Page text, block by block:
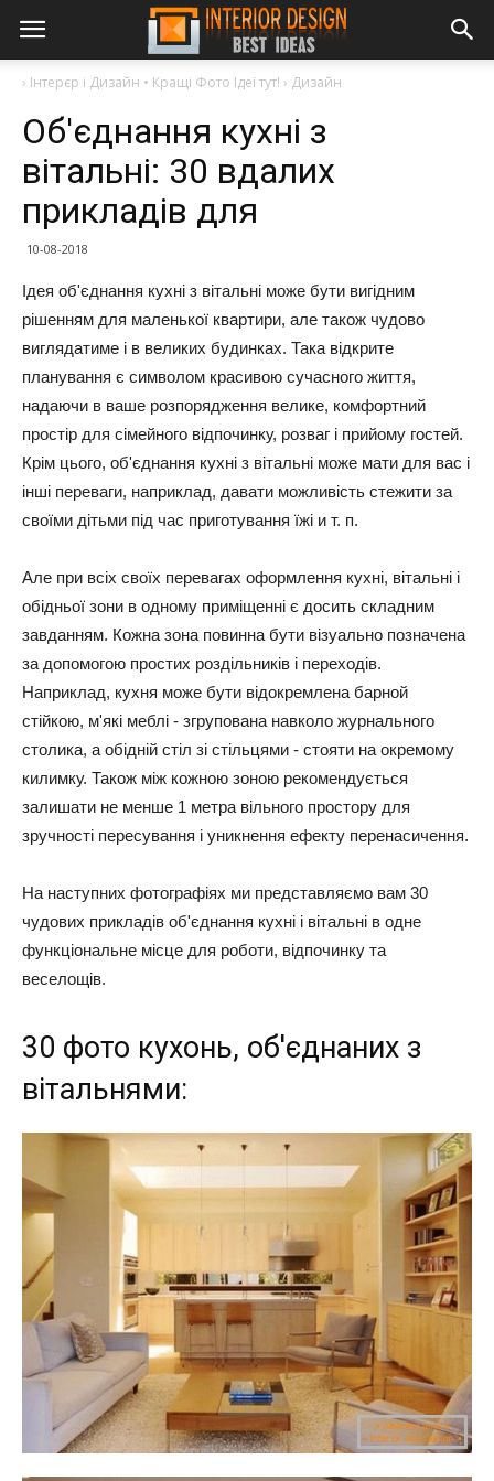
› Інтерєр і Дизайн • Кращі Фото Ідеї тут! › Дизайн
Об'єднання кухні з
вітальні: 30 вдалих
прикладів для
10-08-2018
Ідея об'єднання кухні з вітальні може бути вигідним
рішенням для маленької квартири, але також чудово
виглядатиме і в великих будинках. Така відкрите
планування є символом красивою сучасного життя,
надаючи в ваше розпорядження велике, комфортний
простір для сімейного відпочинку, розваг і прийому гостей.
Крім цього, об'єднання кухні з вітальні може мати для вас і
інші переваги, наприклад, давати можливість стежити за
своїми дітьми під час приготування їжі и т. п.
Але при всіх своїх перевагах оформлення кухні, вітальні і
обідньої зони в одному приміщенні є досить складним
завданням. Кожна зона повинна бути візуально позначена
за допомогою простих роздільників і переходів.
Наприклад, кухня може бути відокремлена барной
стійкою, м'які меблі - згрупована навколо журнального
столика, а обідній стіл зі стільцями - стояти на окремому
килимку. Також між кожною зоною рекомендується
залишати не менше 1 метра вільного простору для
зручності пересування і уникнення ефекту перенасичення.
На наступних фотографіях ми представляємо вам 30
чудових прикладів об'єднання кухні і вітальні в одне
функціональне місце для роботи, відпочинку та
веселощів.
30 фото кухонь, об'єднаних з
вітальнями: